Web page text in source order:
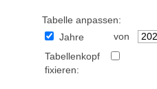
Tabelle anpassen:
Jahre
von
Tabellenkopf
fixieren: